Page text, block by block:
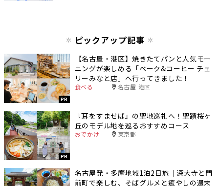
ピックアップ記事
PR
【名古屋・港区】焼きたてパンと人気モー
ニングが楽しめる「ベーク&コーヒー チェ
リーみなと店」へ行ってきました！
食べる 名古屋 港区
PR
『耳をすませば』の聖地巡礼へ！聖蹟桜ヶ
丘のモデル地を巡るおすすめコース
おでかけ 東京都
名古屋発・多摩地域1泊2日旅｜深大寺と門
前町で楽しむ、そばグルメと癒やしの週末